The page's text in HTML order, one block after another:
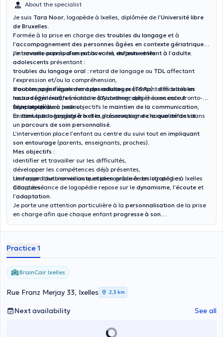
About the specialist
Je suis Tara Noor, logopède à Ixelles, diplômée de l’Université libre
de Bruxelles.
Formée à la prise en charge des troubles du langage et à
l’accompagnement des personnes âgées en contexte gériatrique,
j’interviens auprès d’un public varié, dujeune enfant à l’adulte.
Je travaille principalement avecles enfants et les
adolescents présentant :
troubles du langage oral : retard de langage ou TDL affectant
l’expression et/ou la compréhension,
troubles spécifiques des apprentissages (TSAp): difficultés en
lecture (dyslexie), en écriture (dysorthographie) ou en calcul
(dyscalculie).
J’accompagne égalementdes adultesprésentant destroubles
neurodégénératifs(maladie d’Alzheimer, dégénérescence fronto-
temporale) avec pour objectifs le maintien de la communication,
lastimulation langagièreet lapréservation de la qualité de vie.
Suivi logopède à Ixelles
En tant quelogopède à Ixelles, j’accompagne chaque enfant dans
un parcours de soin personnalisé.
L’intervention place l’enfant au centre du suivi tout en impliquant
son entourage (parents, enseignants, proches).
Mes objectifs :
identifier et travailler sur les difficultés,
développer les compétences déjà présentes,
renforcer l’autonomie au quotidien grâce à des stratégies
adaptées.
Une approche bienveillante et personnalisée en logopédie à Ixelles
Chaque séance de logopédie repose sur le dynamisme, l’écoute et
l’adaptation.
Je porte une attention particulière à la personnalisation de la prise
en charge afin que chaque enfant progresse à son
concrètespour son quotidien scolaire et familial.
Practice 1
BrainCair Ixelles
Rue Franz Merjay 33, Ixelles 2,3 km
Next availability See all